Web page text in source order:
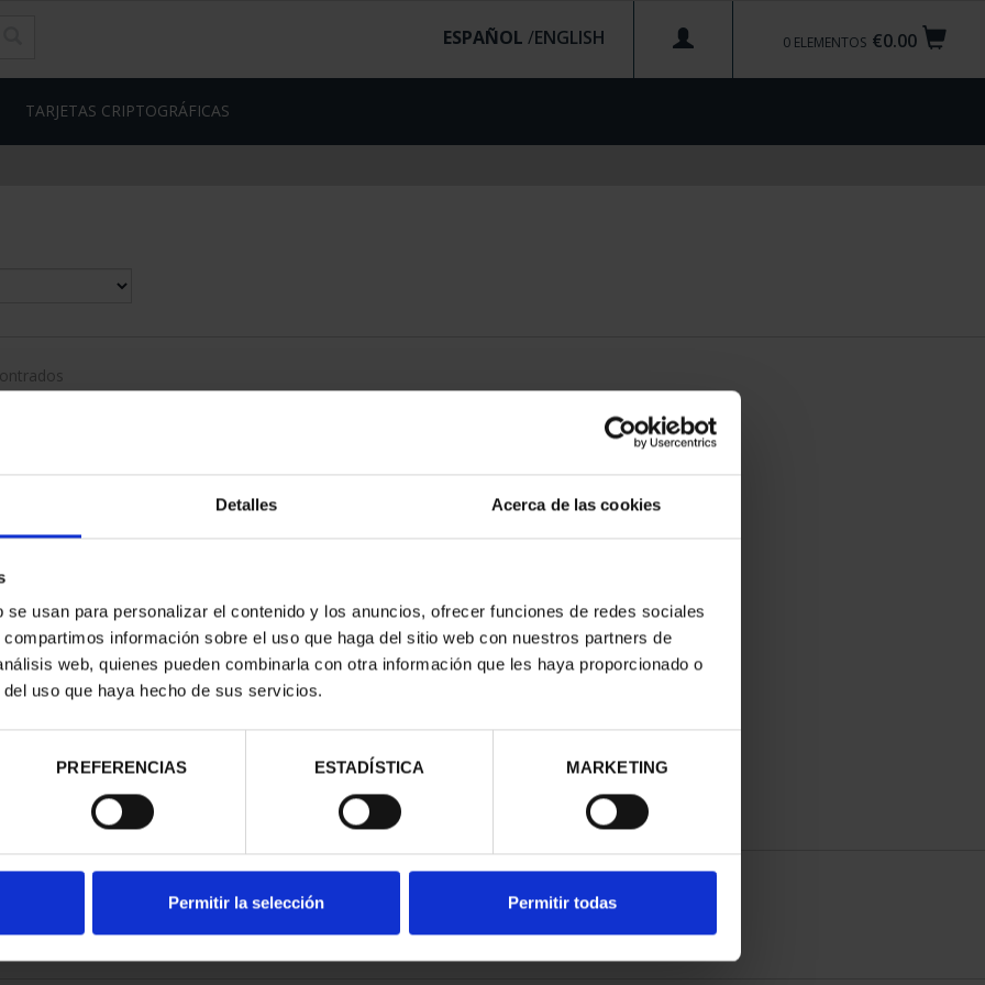
Detalles Acerca de las cookies
usan para personalizar el contenido y los anuncios, ofrecer funciones de redes sociales
información sobre el uso que haga del sitio web con nuestros partners de
web, quienes pueden combinarla con otra información que les haya proporcionado o
uso que haya hecho de sus servicios.
PREFERENCIAS ESTADÍSTICA MARKETING
Permitir la selección Permitir todas
€0.00
0 ELEMENTOS
ESPAÑOL /
TARJETAS CRIPTOGRÁFICAS
II -